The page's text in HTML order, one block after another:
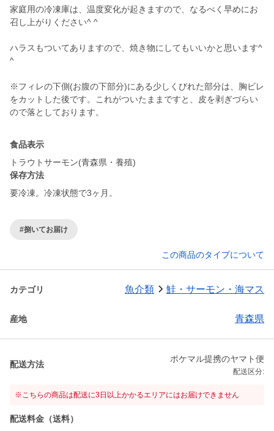
家庭用の冷凍庫は、温度変化が起きますので、なるべく早めにお
召し上がりください^ ^
ハラスもついてありますので、焼き物にしてもいいかと思います^
^
※フィレの下側(お腹の下部分)にある少しくびれた部分は、胸ビレ
をカットした後です。これがついたままですと、皮を剥ぎづらい
ので落としております。
食品表示
トラウトサーモン(青森県・養殖)
保存方法
要冷凍。冷凍状態で3ヶ月。
#捌いてお届け
この商品のタイプについて
カテゴリ 魚介類 鮭・サーモン・海マス
産地 青森県
配送方法
ポケマル提携のヤマト便
配送区分:
※こちらの商品は配送に3日以上かかるエリアにはお届けできません
配送料金（送料）